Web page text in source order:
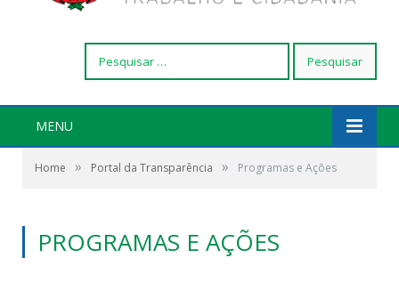
por:
MENU
Home » Portal da Transparência » Programas e Ações
PROGRAMAS E AÇÕES